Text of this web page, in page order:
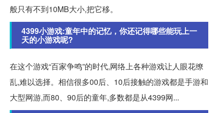
般只有不到10MB大小,把它移。
4399小游戏:童年中的记忆，你还记得哪些能玩上一
天的小游戏呢?
在这个游戏“百家争鸣”的时代,网络上各种游戏让人眼花缭
乱,难以选择。相信很多00后、10后接触的游戏都是手游和
大型网游,而80、90后的童年,多数都是从4399网...